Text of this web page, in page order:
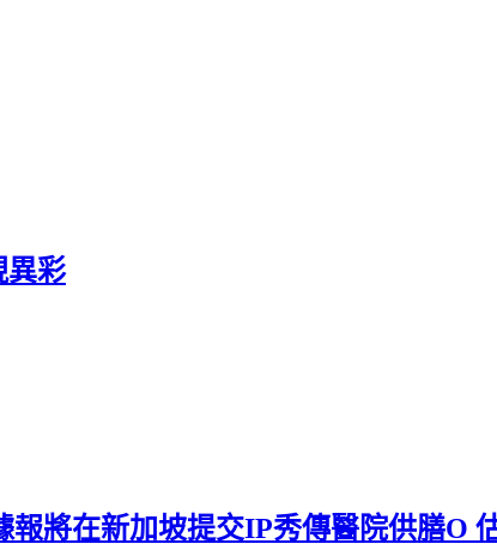
彩
將在新加坡提交IP秀傳醫院供膳O